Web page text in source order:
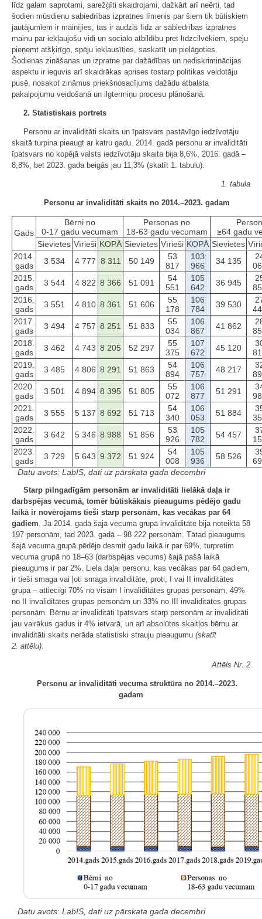
līdz galam saprotami, sarežģīti skaidrojami, dažkārt arī neērti, tad
šodien mūsdienu sabiedrības izpratnes līmenis par šiem tik būtiskiem
jautājumiem ir mainījies, tas ir audzis līdz ar sabiedrības izpratnes
maiņu par iekļaujošu vidi un sociālo atbildību pret līdzcilvēkiem, spēju
pieņemt atšķirīgo, spēju ieklausīties, saskatīt un pielāgoties.
Šodienas zināšanas un izpratne par dažādības un nediskriminācijas
aspektu ir ieguvis arī skaidrākas aprises tostarp politikas veidotāju
pusē, nosakot zināmus priekšnosacījums dažādu atbalsta
pakalpojumu veidošanā un ilgtermiņu procesu plānošanā.
2. Statistiskais portrets
Personu ar invaliditāti skaits un īpatsvars pastāvīgo iedzīvotāju
skaitā turpina pieaugt ar katru gadu. 2014. gadā personu ar invaliditāti
īpatsvars no kopējā valsts iedzīvotāju skaita bija 8,6%, 2016. gadā –
8,8%, bet 2023. gada beigās jau 11,3% (skatīt 1. tabulu).
1. tabula
Personu ar invaliditāti skaits no 2014.–2023. gadam
Gads
Bērni no
0-17 gadu vecumam
Personas no
18-63 gadu vecumam
≥64 gadu
Sievietes Vīrieši KOPĀ Sievietes Vīrieši KOPĀ Sievietes
2014.
gads
3 534 4 777 8 311 50 149
53
817
103
966
34 135
2015.
gads
3 544 4 822 8 366 51 091
54
551
105
642
36 945
2016.
gads
3 551 4 810 8 361 51 606
55
178
106
784
39 530
2017.
gads
3 494 4 757 8 251 51 833
55
034
106
867
41 862
2018.
gads
3 462 4 743 8 205 52 297
55
375
107
672
45 120
2019.
gads
3 485 4 806 8 291 51 863
54
894
106
757
48 217
2020.
gads
3 501 4 894 8 395 51 805
55
072
106
877
51 291
2021.
gads
3 555 5 137 8 692 51 713
54
340
106
053
51 884
2022.
gads
3 642 5 346 8 988 51 856
53
926
105
782
54 457
2023.
gads
3 729 5 643 9 372 51 924
54
008
105
936
58 526
Datu avots: LabIS, dati uz pārskata gada decembri
Starp pilngadīgām personām ar invaliditāti lielākā daļa ir
darbspējas vecumā, tomēr būtiskākais pieaugums pēdējo gadu
laikā ir novērojams tieši starp personām, kas vecākas par 64
gadiem. Ja 2014. gadā šajā vecuma grupā invaliditāte bija noteikta 58
197 personām, tad 2023. gadā – 98 222 personām. Tātad pieaugums
šajā vecuma grupā pēdējo desmit gadu laikā ir par 69%, turpretim
vecuma grupā no 18–63 (darbspējas vecums) šajā pašā laikā
pieaugums ir par 2%. Liela daļai personu, kas vecākas par 64 gadiem,
ir tieši smaga vai ļoti smaga invaliditāte, proti, I vai II invaliditātes
grupa – attiecīgi 70% no visām I invaliditātes grupas personām, 49%
no II invaliditātes grupas personām un 33% no III invaliditātes grupas
personām. Bērnu ar invaliditāti īpatsvars starp personām ar invaliditāti
jau vairākus gadus ir 4% ietvarā, un arī absolūtos skaitļos bērnu ar
invaliditāti skaits nerāda statistiski strauju pieaugumu (skatīt
2. attēlu).
Attēls Nr. 2
Personu ar invaliditāti vecuma struktūra no 2014.–2023.
gadam
Datu avots: LabIS, dati uz pārskata gada decembri